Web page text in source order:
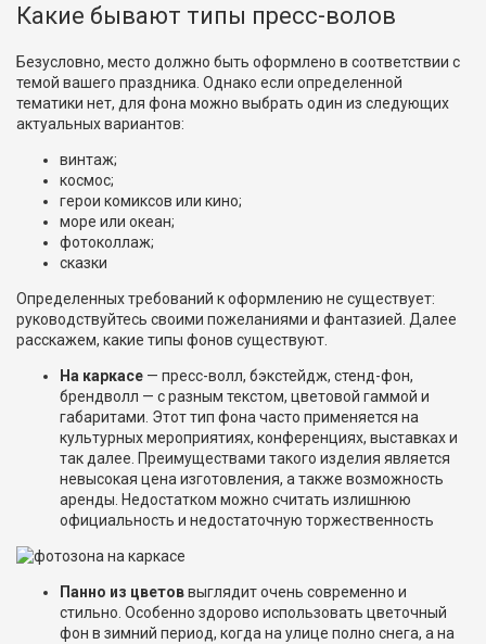
Какие бывают типы пресс-волов
Безусловно, место должно быть оформлено в соответствии с
темой вашего праздника. Однако если определенной
тематики нет, для фона можно выбрать один из следующих
актуальных вариантов:
винтаж;
космос;
герои комиксов или кино;
море или океан;
фотоколлаж;
сказки
Определенных требований к оформлению не существует:
руководствуйтесь своими пожеланиями и фантазией. Далее
расскажем, какие типы фонов существуют.
На каркасе — пресс-волл, бэкстейдж, стенд-фон,
брендволл — с разным текстом, цветовой гаммой и
габаритами. Этот тип фона часто применяется на
культурных мероприятиях, конференциях, выставках и
так далее. Преимуществами такого изделия является
невысокая цена изготовления, а также возможность
аренды. Недостатком можно считать излишнюю
официальность и недостаточную торжественность
Панно из цветоввыглядит очень современно и
стильно. Особенно здорово использовать цветочный
фон в зимний период, когда на улице полно снега, а на